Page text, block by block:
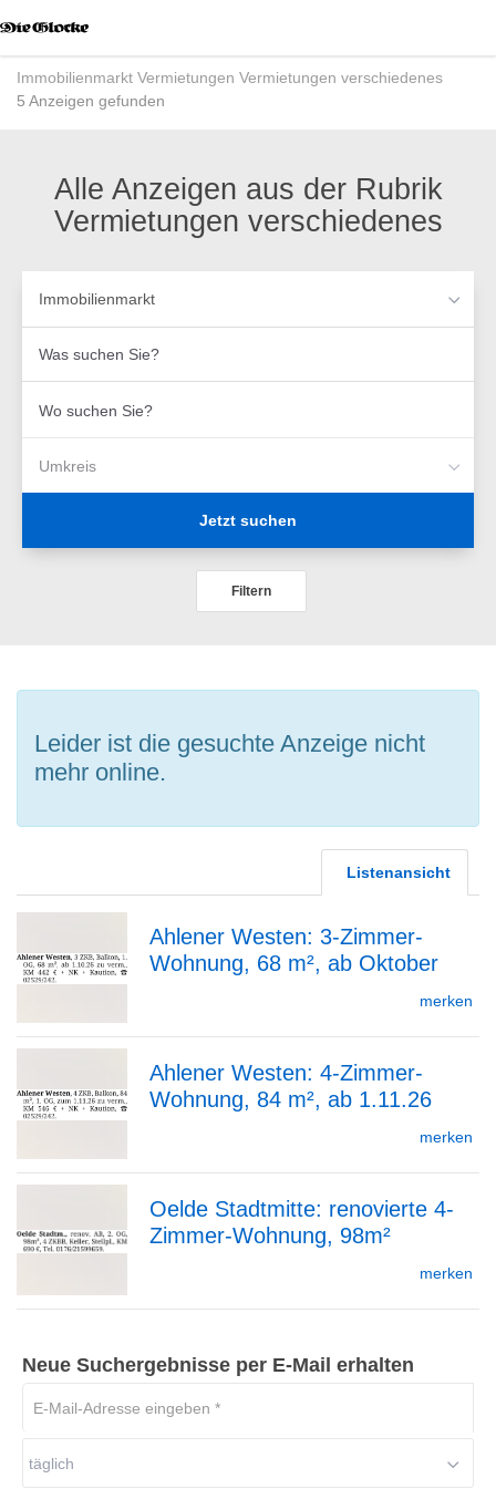
Modus
aktivieren
zur
Navigation
Immobilienmarkt Vermietungen Vermietungen verschiedenes
5 Anzeigen gefunden
Alle Anzeigen aus der Rubrik
Vermietungen verschiedenes
Immobilienmarkt
suchen
Sie?
suchen
Umkreis
Jetzt suchen
Filtern
Leider ist die gesuchte Anzeige nicht
mehr online.
Listenansicht
zur
Detailseite
Ahlener Westen: 3-Zimmer-
Wohnung, 68 m², ab Oktober
merken
zur
Detailseite
Ahlener Westen: 4-Zimmer-
Wohnung, 84 m², ab 1.11.26
merken
zur
Oelde Stadtmitte: renovierte 4-
Zimmer-Wohnung, 98m²
merken
Neue Suchergebnisse per E-Mail erhalten
Adresse
täglich